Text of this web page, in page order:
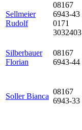
Sellmeier
Rudolf
08167
6943-43
0171
3032403
Silberbauer
Florian
08167
6943-44
Soller Bianca
08167
6943-33